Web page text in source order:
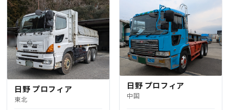
日野 プロフィア
東北
日野 プロフィア
中国